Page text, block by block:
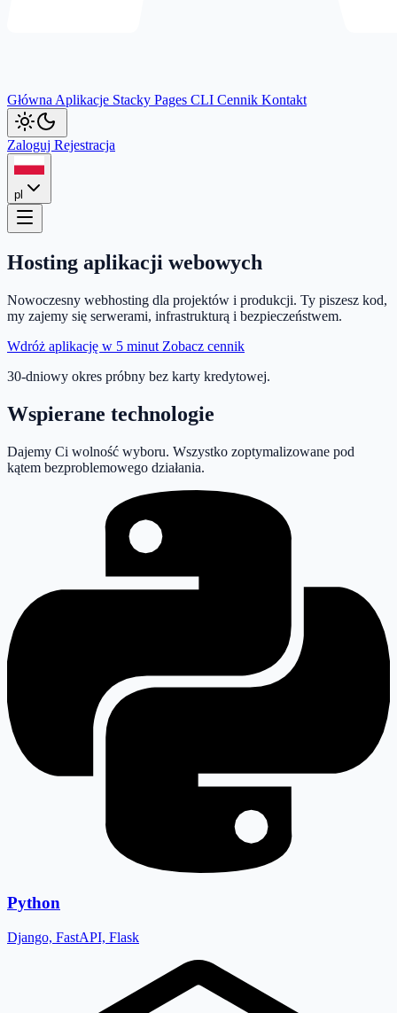
Główna Aplikacje Stacky Pages CLI Cennik Kontakt
Zaloguj Rejestracja
pl
Hosting aplikacji webowych
Nowoczesny webhosting dla projektów i produkcji. Ty piszesz kod,
my zajemy się serwerami, infrastrukturą i bezpieczeństwem.
Wdróż aplikację w 5 minut Zobacz cennik
30-dniowy okres próbny bez karty kredytowej.
Wspierane technologie
Dajemy Ci wolność wyboru. Wszystko zoptymalizowane pod
kątem bezproblemowego działania.
Python
Django, FastAPI, Flask